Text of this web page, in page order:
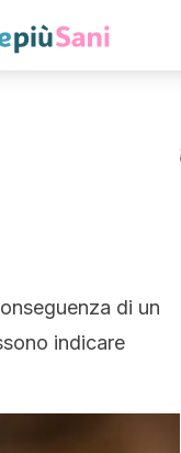
di un
indicare